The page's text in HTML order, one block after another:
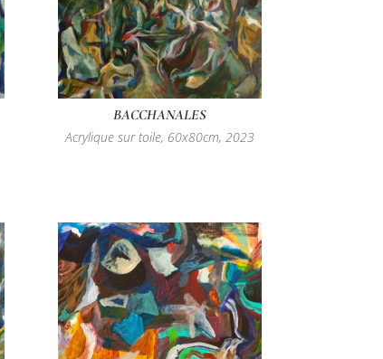
BACCHANALES
Acrylique sur toile, 60x80cm, 2023